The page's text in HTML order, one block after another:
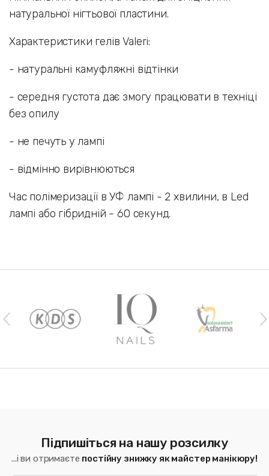
натуральної нігтьової пластини.
Характеристики гелів Valeri:
- натуральні камуфляжні відтінки
- середня густота дає змогу працювати в техніці
без опилу
- не печуть у лампі
- відмінно вирівнюються
Час полімеризації в УФ лампі - 2 хвилини, в Led
лампі або гібридній - 60 секунд.
Підпишіться на нашу розсилку
...і ви отримаєте постійну знижку як майстер манікюру!